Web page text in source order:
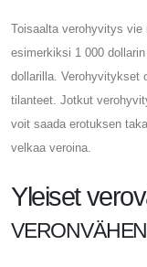
Toisaalta verohyvitys vie
esimerkiksi 1 000
dollarilla. Verohyvitykset
tilanteet. Jotkut
voit saada erotuksen
velkaa veroina.
Yleiset